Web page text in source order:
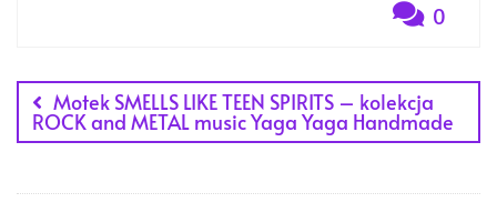
0
Nawigacja
wpisu
Motek SMELLS LIKE TEEN SPIRITS – kolekcja
ROCK and METAL music Yaga Yaga Handmade